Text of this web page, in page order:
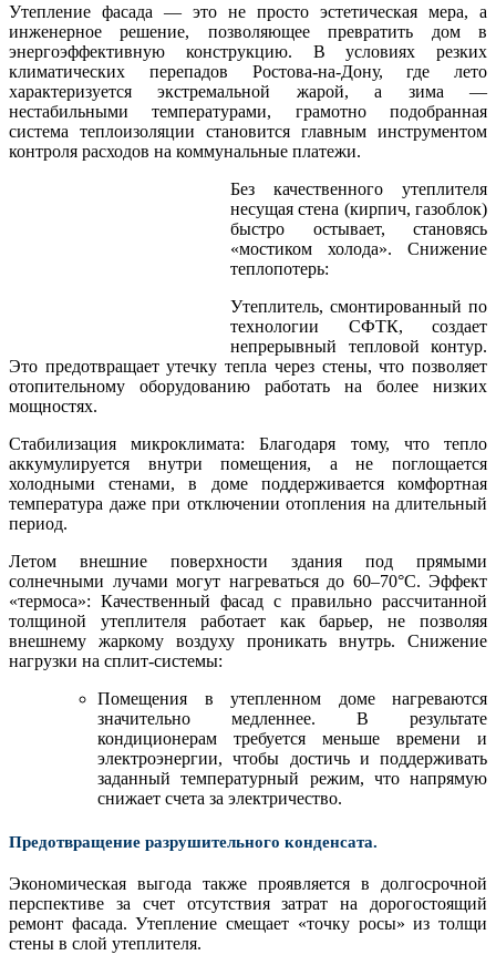
​Утепление фасада — это не просто эстетическая мера, а
инженерное решение, позволяющее превратить дом в
энергоэффективную конструкцию. В условиях резких
климатических перепадов Ростова-на-Дону, где лето
характеризуется экстремальной жарой, а зима —
нестабильными температурами, грамотно подобранная
система теплоизоляции становится главным инструментом
контроля расходов на коммунальные платежи.
​Без качественного утеплителя
несущая стена (кирпич, газоблок)
быстро остывает, становясь
«мостиком холода». ​Снижение
теплопотерь:
Утеплитель, смонтированный по
технологии СФТК, создает
непрерывный тепловой контур.
Это предотвращает утечку тепла через стены, что позволяет
отопительному оборудованию работать на более низких
мощностях.
​Стабилизация микроклимата: Благодаря тому, что тепло
аккумулируется внутри помещения, а не поглощается
холодными стенами, в доме поддерживается комфортная
температура даже при отключении отопления на длительный
период.
​Летом внешние поверхности здания под прямыми
солнечными лучами могут нагреваться до 60–70°C. ​Эффект
«термоса»: Качественный фасад с правильно рассчитанной
толщиной утеплителя работает как барьер, не позволяя
внешнему жаркому воздуху проникать внутрь. ​Снижение
нагрузки на сплит-системы:
Помещения в утепленном доме нагреваются
значительно медленнее. В результате
кондиционерам требуется меньше времени и
электроэнергии, чтобы достичь и поддерживать
заданный температурный режим, что напрямую
снижает счета за электричество.
Предотвращение разрушительного конденсата.
​Экономическая выгода также проявляется в долгосрочной
перспективе за счет отсутствия затрат на дорогостоящий
ремонт фасада. Утепление смещает «точку росы» из толщи
стены в слой утеплителя.